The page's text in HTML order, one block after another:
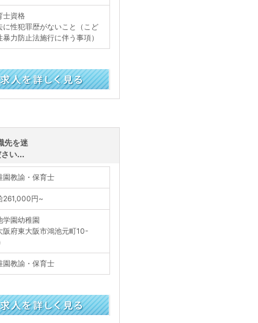
士資格
に性犯罪歴がないこと（こど
暴力防止法施行に伴う事項）
先を迷
い...
園教諭・保育士
261,000円~
学園幼稚園
阪府東大阪市鴻池元町10-
園教諭・保育士